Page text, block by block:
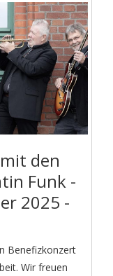
den
Funk -
2025 -
Benefizkonzert
Wir freuen